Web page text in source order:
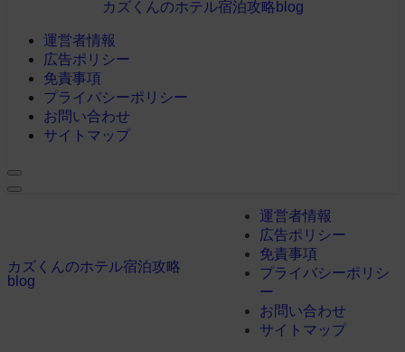
カズくんのホテル宿泊攻略blog
運営者情報
広告ポリシー
免責事項
プライバシーポリシー
お問い合わせ
サイトマップ
カズくんのホテル宿泊攻略
blog
運営者情報
広告ポリシー
免責事項
プライバシーポリシ
ー
お問い合わせ
サイトマップ